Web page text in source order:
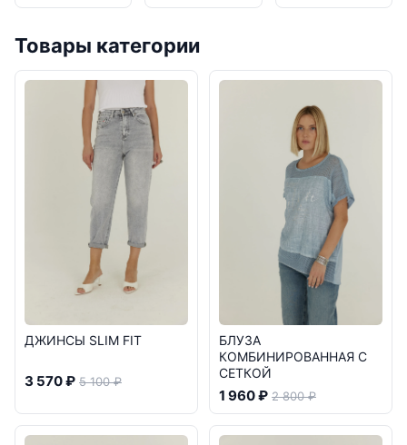
Товары категории
ДЖИНСЫ SLIM FIT
3 570 ₽ 5 100 ₽
БЛУЗА
КОМБИНИРОВАННАЯ С
СЕТКОЙ
1 960 ₽ 2 800 ₽